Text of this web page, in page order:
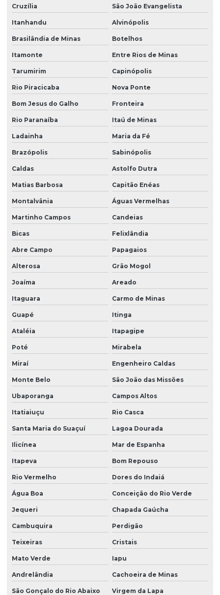
Cruzília São João Evangelista
Itanhandu Alvinópolis
Brasilândia de Minas Botelhos
Itamonte Entre Rios de Minas
Tarumirim Capinópolis
Rio Piracicaba Nova Ponte
Bom Jesus do Galho Fronteira
Rio Paranaíba Itaú de Minas
Ladainha Maria da Fé
Brazópolis Sabinópolis
Caldas Astolfo Dutra
Matias Barbosa Capitão Enéas
Montalvânia Águas Vermelhas
Martinho Campos Candeias
Bicas Felixlândia
Abre Campo Papagaios
Alterosa Grão Mogol
Joaíma Areado
Itaguara Carmo de Minas
Guapé Itinga
Ataléia Itapagipe
Poté Mirabela
Miraí Engenheiro Caldas
Monte Belo São João das Missões
Ubaporanga Campos Altos
Itatiaiuçu Rio Casca
Santa Maria do Suaçuí Lagoa Dourada
Ilicínea Mar de Espanha
Itapeva Bom Repouso
Rio Vermelho Dores do Indaiá
Água Boa Conceição do Rio Verde
Jequeri Chapada Gaúcha
Cambuquira Perdigão
Teixeiras Cristais
Mato Verde Iapu
Andrelândia Cachoeira de Minas
São Gonçalo do Rio Abaixo Virgem da Lapa